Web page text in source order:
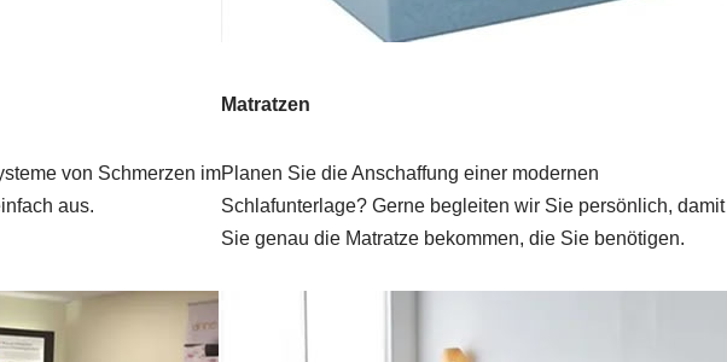
von Schmerzen im
aus.
Matratzen
Planen Sie die Anschaffung einer modernen
Schlafunterlage? Gerne begleiten wir Sie persönlich, damit
Sie genau die Matratze bekommen, die Sie benötigen.